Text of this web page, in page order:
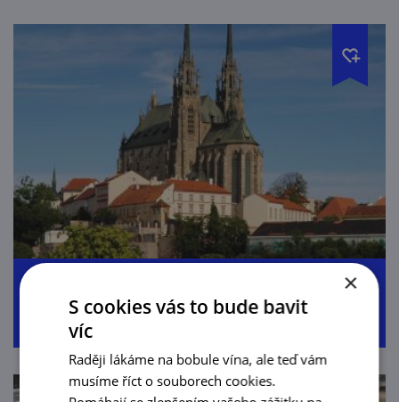
×
S cookies vás to bude bavit
víc
Raději lákáme na bobule vína, ale teď vám
musíme říct o souborech cookies.